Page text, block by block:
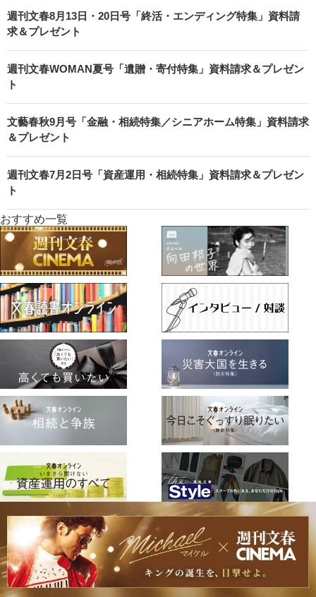
週刊文春8月13日・20日号「終活・エンディング特集」資料請
求＆プレゼント
週刊文春WOMAN夏号「遺贈・寄付特集」資料請求＆プレゼン
ト
文藝春秋9月号「金融・相続特集／シニアホーム特集」資料請求
＆プレゼント
週刊文春7月2日号「資産運用・相続特集」資料請求＆プレゼン
ト
おすすめ一覧